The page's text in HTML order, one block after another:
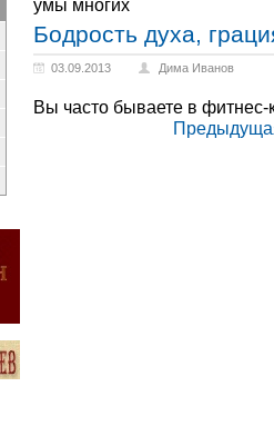
умы многих
Бодрость духа,
03.09.2013 Дима Иванов
Вы часто бываете в